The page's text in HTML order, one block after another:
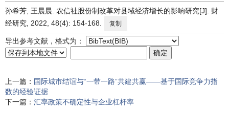
孙希芳, 王晨晨. 农信社股份制改革对县域经济增长的影响研究[J]. 财
经研究, 2022, 48(4): 154-168.
复制
导出参考文献，格式为：
上一篇： 国际城市结谊与“一带一路”共建共赢——基于国际竞争力指
数的经验证据
下一篇： 汇率政策不确定性与企业杠杆率